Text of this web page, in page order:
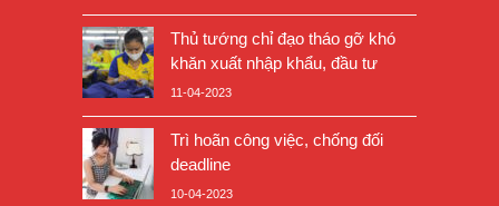
Thủ tướng chỉ đạo tháo gỡ khó
khăn xuất nhập khẩu, đầu tư
11-04-2023
Trì hoãn công việc, chống đối
deadline
10-04-2023